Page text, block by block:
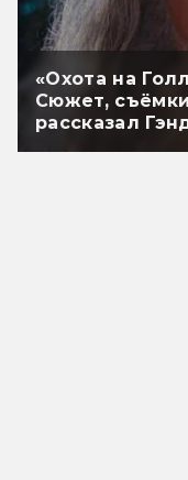
«Охота на
Сюжет,
рассказал